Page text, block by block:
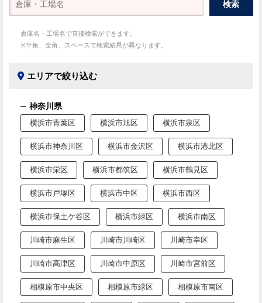
倉庫名・工場名で直接検索ができます。
※半角、全角、スペースで検索結果が異なります。
エリアで絞り込む
神奈川県
横浜市青葉区 横浜市旭区 横浜市泉区
横浜市神奈川区 横浜市金沢区 横浜市港北区
横浜市栄区 横浜市都筑区 横浜市鶴見区
横浜市戸塚区 横浜市中区 横浜市西区
横浜市保土ケ谷区 横浜市緑区 横浜市南区
川崎市麻生区 川崎市川崎区 川崎市幸区
川崎市高津区 川崎市中原区 川崎市宮前区
相模原市中央区 相模原市緑区 相模原市南区